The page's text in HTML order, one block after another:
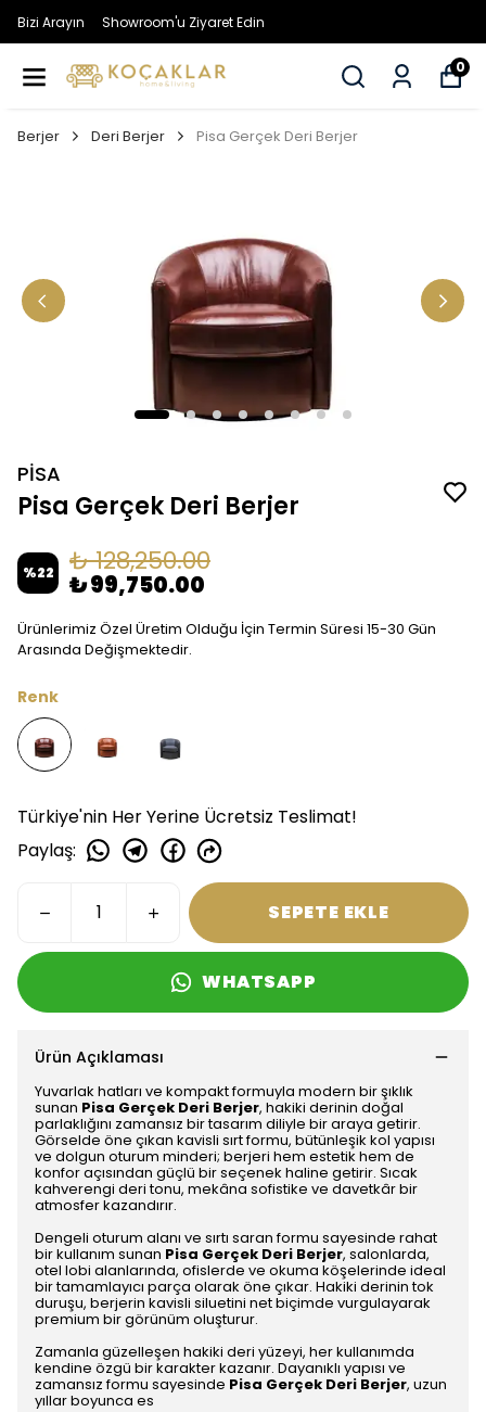
Bizi Arayın Showroom'u Ziyaret Edin
0
Berjer Deri Berjer Pisa Gerçek Deri Berjer
PİSA
Pisa Gerçek Deri Berjer
%22 ₺ 128,250.00
₺ 99,750.00
Ürünlerimiz Özel Üretim Olduğu İçin Termin Süresi 15-30 Gün
Arasında Değişmektedir.
Renk
Türkiye'nin Her Yerine Ücretsiz Teslimat!
Paylaş:
SEPETE EKLE
WHATSAPP
Ürün Açıklaması
Yuvarlak hatları ve kompakt formuyla modern bir şıklık
sunan Pisa Gerçek Deri Berjer, hakiki derinin doğal
parlaklığını zamansız bir tasarım diliyle bir araya getirir.
Görselde öne çıkan kavisli sırt formu, bütünleşik kol yapısı
ve dolgun oturum minderi; berjeri hem estetik hem de
konfor açısından güçlü bir seçenek haline getirir. Sıcak
kahverengi deri tonu, mekâna sofistike ve davetkâr bir
atmosfer kazandırır.
Dengeli oturum alanı ve sırtı saran formu sayesinde rahat
bir kullanım sunan Pisa Gerçek Deri Berjer, salonlarda,
otel lobi alanlarında, ofislerde ve okuma köşelerinde ideal
bir tamamlayıcı parça olarak öne çıkar. Hakiki derinin tok
duruşu, berjerin kavisli siluetini net biçimde vurgulayarak
premium bir görünüm oluşturur.
Zamanla güzelleşen hakiki deri yüzeyi, her kullanımda
kendine özgü bir karakter kazanır. Dayanıklı yapısı ve
zamansız formu sayesinde Pisa Gerçek Deri Berjer, uzun
yıllar boyunca es